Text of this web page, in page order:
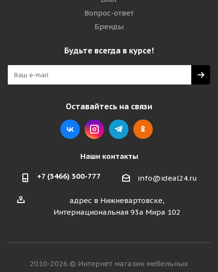
Вопрос-ответ
Бренды
Будьте всегда в курсе!
Оставайтесь на связи
Наши контакты
+7 (3466) 300-777 info@ideal24.ru
адрес в Нижневартовске,
Интернациональная 93а Мира 102
2010-2026 © Интернет магазин мебельных